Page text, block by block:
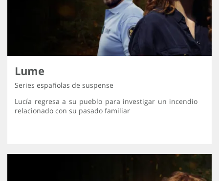
Lume
Series españolas de suspense
Lucía regresa a su pueblo para investigar un incendio
relacionado con su pasado familiar